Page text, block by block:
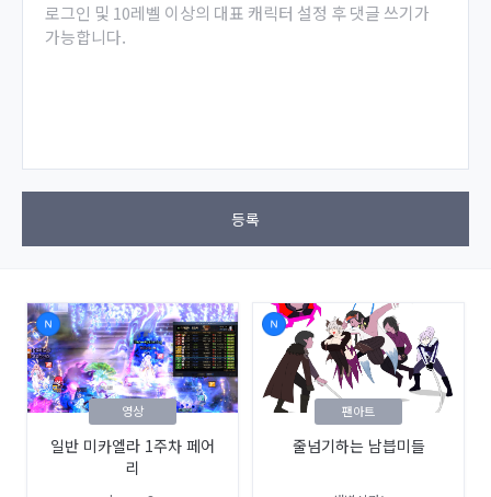
로그인 및 10레벨 이상의 대표 캐릭터 설정 후 댓글 쓰기가
가능합니다.
등록
일반 미카엘라 1주차 페어
리
영상
줄넘기하는 남븝미들
팬아트